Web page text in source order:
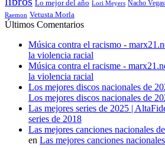
Lo mejor del año Lori Meyers Nacho Vegas
Raemon Vetusta Morla
Últimos Comentarios
Música contra el racismo -
la violencia racial
Música contra el racisme -
la violencia racial
Los mejores discos nacionales de
Los mejores discos nacionales de
Las mejores series de 2025 |
series de 2018
Las mejores canciones nacionales
en Las mejores canciones